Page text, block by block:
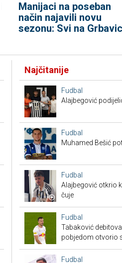
Manijaci na poseban
način najavili novu
sezonu: Svi na
Najčitanije
Fudbal
Alajbegović
Fudbal
Muhamed Bešić
Fudbal
Alajbegović otkrio
čuje
Fudbal
Tabaković
pobjedom otvorio
Fudbal